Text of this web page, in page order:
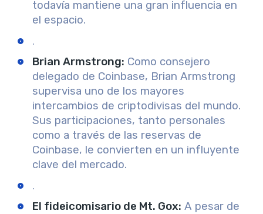
todavía mantiene una gran influencia en
el espacio.
.
Brian Armstrong: Como consejero
delegado de Coinbase, Brian Armstrong
supervisa uno de los mayores
intercambios de criptodivisas del mundo.
Sus participaciones, tanto personales
como a través de las reservas de
Coinbase, le convierten en un influyente
clave del mercado.
.
El fideicomisario de Mt. Gox: A pesar de